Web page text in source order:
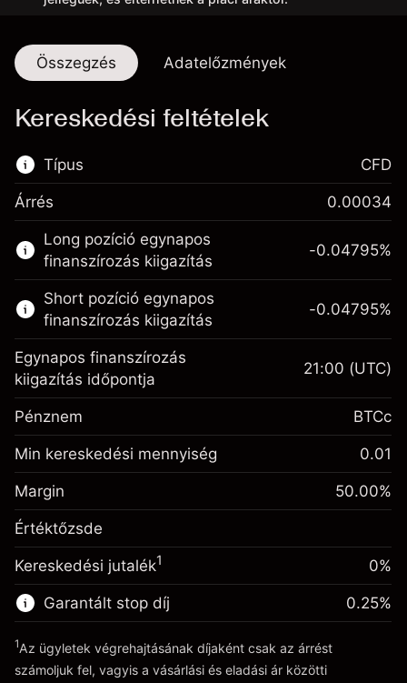
Összegzés Adatelőzmények
Kereskedési feltételek
Típus
Ez a pénzügyi piac elérhető CFD
kereskedésre.
Bővebb információk:
CFD-k
CFD
Árrés 0.00034
Long pozíció egynapos
finanszírozás kiigazítás
Fedezet. A befektetése
1,000
Egynapos finanszírozás
kiigazítás
A pozíció teljes értékéből
származó díjak
-0.047945
%
(-0.959)
Ügyletméret tőkeáttétellel ~
Tőkeáttételből származó pénz ~
Ugrás a platformra
-0.04795%
Short pozíció egynapos
finanszírozás kiigazítás
Fedezet. A befektetése
1,000
Egynapos finanszírozás
kiigazítás
A pozíció teljes értékéből
származó díjak
-0.047945
Ügyletméret tőkeáttétellel ~
Tőkeáttételből származó pénz ~
Ugrás a platformra
-0.04795%
Egynapos finanszírozás
kiigazítás időpontja
21:00 (UTC)
Pénznem BTCc
Min kereskedési mennyiség 0.01
Margin 50.00%
Értéktőzsde
Kereskedési jutalék1 0%
Garantált stop díj 0.25%
1Az ügyletek végrehajtásának díjaként csak az árrést
számoljuk fel, vagyis a vásárlási és eladási ár közötti